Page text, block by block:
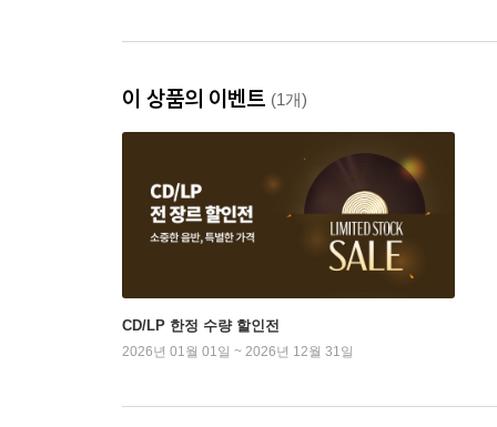
이 상품의 이벤트 (1개)
CD/LP 한정 수량 할인전
2026년 01월 01일 ~ 2026년 12월 31일